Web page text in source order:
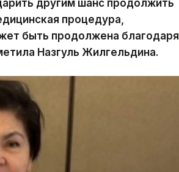
другим шанс продолжить
процедура,
быть продолжена благодаря
Назгуль Жилгельдина.